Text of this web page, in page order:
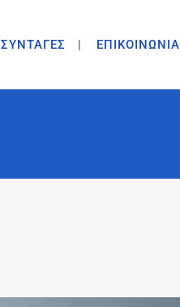
ΣΥΝΤΑΓΕΣ ΕΠΙΚΟΙΝΩΝΙΑ